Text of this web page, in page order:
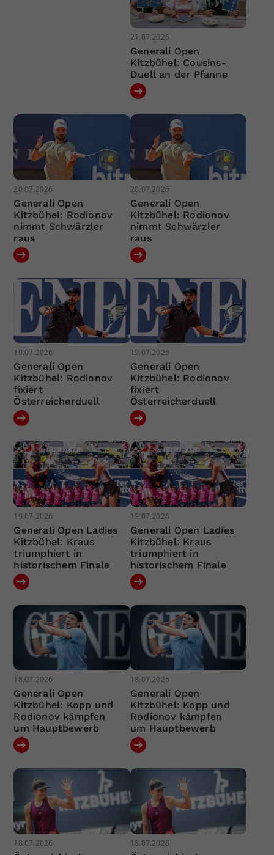
21.07.2026
Generali Open
Kitzbühel: Cousins-
Duell an der Pfanne
20.07.2026
Generali Open
Kitzbühel: Rodionov
nimmt Schwärzler
raus
20.07.2026
Generali Open
Kitzbühel: Rodionov
nimmt Schwärzler
raus
19.07.2026
Generali Open
Kitzbühel: Rodionov
fixiert
Österreicherduell
19.07.2026
Generali Open
Kitzbühel: Rodionov
fixiert
Österreicherduell
19.07.2026
Generali Open Ladies
Kitzbühel: Kraus
triumphiert in
historischem Finale
19.07.2026
Generali Open Ladies
Kitzbühel: Kraus
triumphiert in
historischem Finale
18.07.2026
Generali Open
Kitzbühel: Kopp und
Rodionov kämpfen
um Hauptbewerb
18.07.2026
Generali Open
Kitzbühel: Kopp und
Rodionov kämpfen
um Hauptbewerb
18.07.2026 18.07.2026